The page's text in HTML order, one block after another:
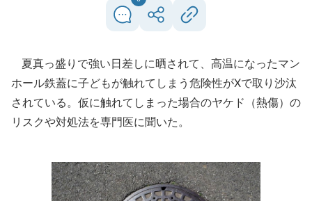
夏真っ盛りで強い日差しに晒されて、高温になったマン
ホール鉄蓋に子どもが触れてしまう危険性がXで取り沙汰
されている。仮に触れてしまった場合のヤケド（熱傷）の
リスクや対処法を専門医に聞いた。